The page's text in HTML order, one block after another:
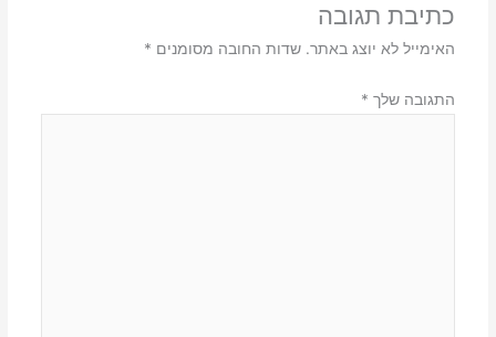
כתיבת תגובה
האימייל לא יוצג באתר. שדות החובה מסומנים *
התגובה שלך *